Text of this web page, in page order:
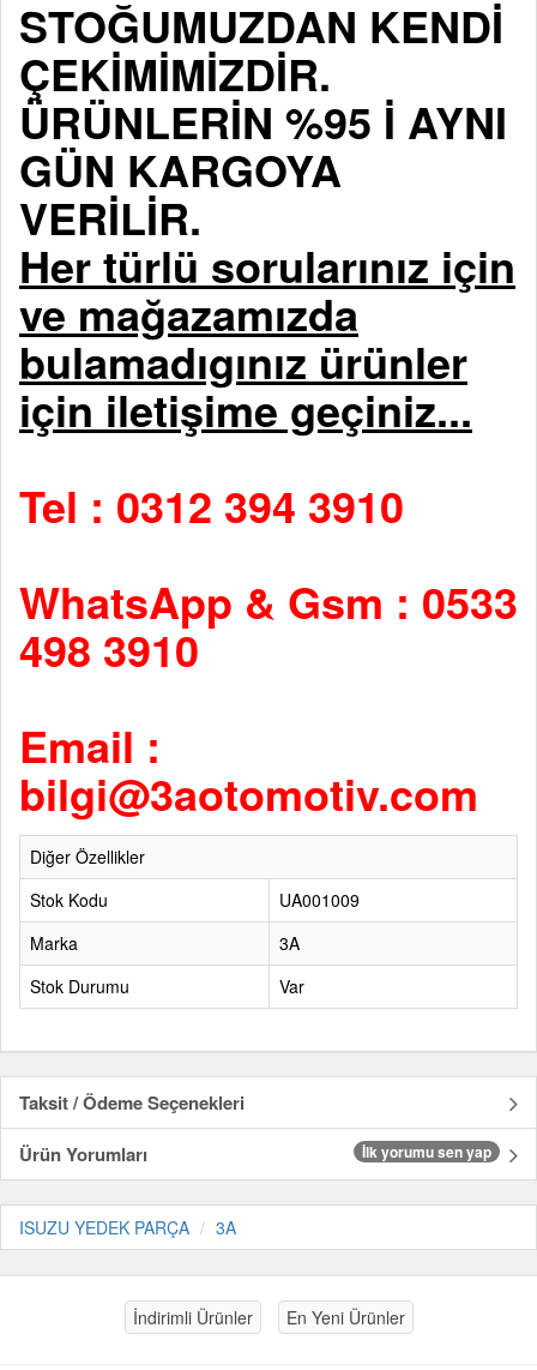
STOĞUMUZDAN KENDİ
ÇEKİMİMİZDİR.
ÜRÜNLERİN %95 İ AYNI
GÜN KARGOYA
VERİLİR.
Her türlü sorularınız için
ve mağazamızda
bulamadıgınız ürünler
için iletişime geçiniz...
Tel : 0312 394 3910
WhatsApp & Gsm : 0533
498 3910
Email :
bilgi@3aotomotiv.com
Diğer Özellikler
Stok Kodu
UA001009
Marka
3A
Stok Durumu
Var
Taksit / Ödeme Seçenekleri
Ürün Yorumları
İlk yorumu sen yap
ISUZU YEDEK PARÇA 3A
İndirimli Ürünler En Yeni Ürünler